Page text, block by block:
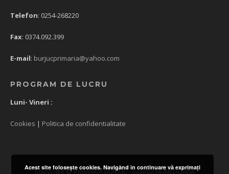
Telefon: 0254-268220
Fax: 0374.092.399
E-mail: burjucprimaria@yahoo.com
PROGRAM DE LUCRU
Luni- Vineri :
Cookies | Politica de confidentialitate
Copyright © PRIMARIA BURJUC - Judetul HUNEDOARA
Acest site foloseşte cookies. Navigând în continuare vă exprimaţi